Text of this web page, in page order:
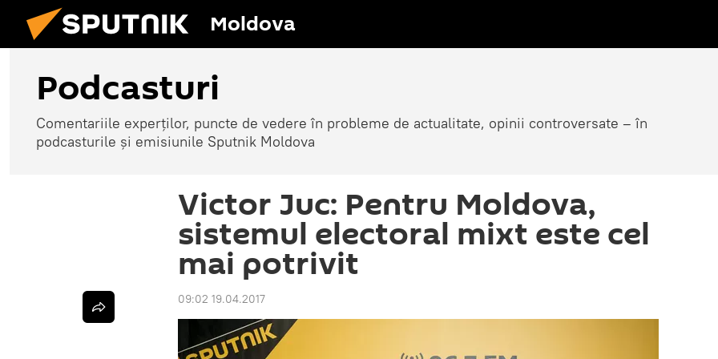
Moldova
Podcasturi
Comentariile experților, puncte de vedere în probleme de actualitate, opinii controversate – în
podcasturile și emisiunile Sputnik Moldova
Victor Juc: Pentru Moldova,
sistemul electoral mixt este cel
mai potrivit
09:02 19.04.2017